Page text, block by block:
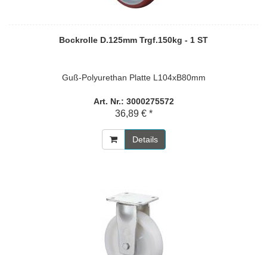
Bockrolle D.125mm Trgf.150kg - 1 ST
Guß-Polyurethan Platte L104xB80mm
Art. Nr.: 3000275572
36,89 € *
Details